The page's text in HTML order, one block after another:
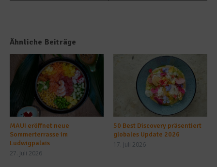
Ähnliche Beiträge
MAUI eröffnet neue
Sommerterrasse im
Ludwigpalais
27. Juli 2026
50 Best Discovery präsentiert
globales Update 2026
17. Juli 2026